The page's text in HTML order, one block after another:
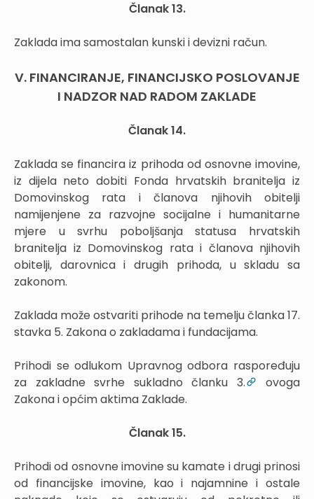
Članak 13.
Zaklada ima samostalan kunski i devizni račun.
V. FINANCIRANJE, FINANCIJSKO POSLOVANJE
I NADZOR NAD RADOM ZAKLADE
Članak 14.
Zaklada se financira iz prihoda od osnovne imovine,
iz dijela neto dobiti Fonda hrvatskih branitelja iz
Domovinskog rata i članova njihovih obitelji
namijenjene za razvojne socijalne i humanitarne
mjere u svrhu poboljšanja statusa hrvatskih
branitelja iz Domovinskog rata i članova njihovih
obitelji, darovnica i drugih prihoda, u skladu sa
zakonom.
Zaklada može ostvariti prihode na temelju članka 17.
stavka 5. Zakona o zakladama i fundacijama.
Prihodi se odlukom Upravnog odbora raspoređuju
za zakladne svrhe sukladno članku 3.
ovoga
Zakona i općim aktima Zaklade.
Članak 15.
Prihodi od osnovne imovine su kamate i drugi prinosi
od financijske imovine, kao i najamnine i ostale